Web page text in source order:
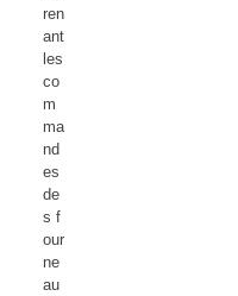
ren
ant
les
co
m
ma
nd
es
de
s f
our
ne
au